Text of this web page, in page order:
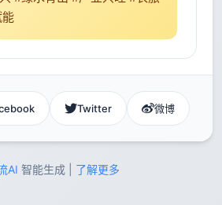
Twitter 微博
AI 智能生成 | 了解更多